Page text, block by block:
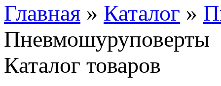
Главная » Каталог »
Пневмошуруповерты
Каталог товаров